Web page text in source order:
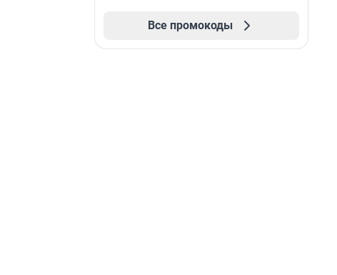
Все промокоды